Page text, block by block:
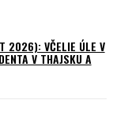
2026): VČELIE ÚLE V
V THAJSKU A